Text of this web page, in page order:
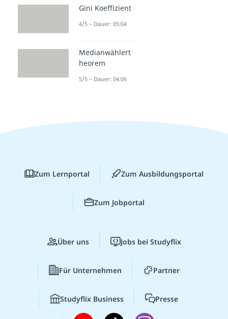
Gini Koeffizient
4/5 – Dauer: 05:04
Medianwählert
heorem
5/5 – Dauer: 04:06
Zum Lernportal Zum Ausbildungsportal
Zum Jobportal
Über uns Jobs bei Studyflix
Für Unternehmen Partner
Studyflix Business Presse